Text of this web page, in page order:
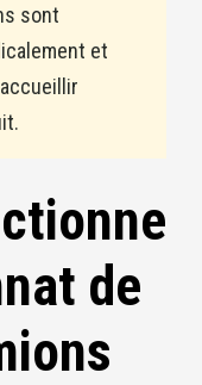
sont
et
de